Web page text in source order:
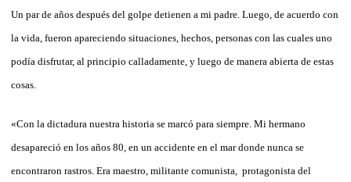
Un par de años después del golpe detienen a mi padre. Luego, de acuerdo con
la vida, fueron apareciendo situaciones, hechos, personas con las cuales uno
podía disfrutar, al principio calladamente, y luego de manera abierta de estas
cosas.
«Con la dictadura nuestra historia se marcó para siempre. Mi hermano
desapareció en los años 80, en un accidente en el mar donde nunca se
encontraron rastros. Era maestro, militante comunista,
protagonista del